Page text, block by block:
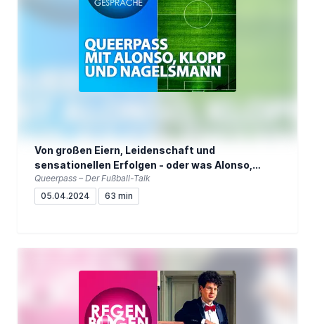
Von großen Eiern, Leidenschaft und
sensationellen Erfolgen - oder was Alonso,
Klopp und Nagelsmann verbindet
Queerpass – Der Fußball-Talk
05.04.2024
63 min